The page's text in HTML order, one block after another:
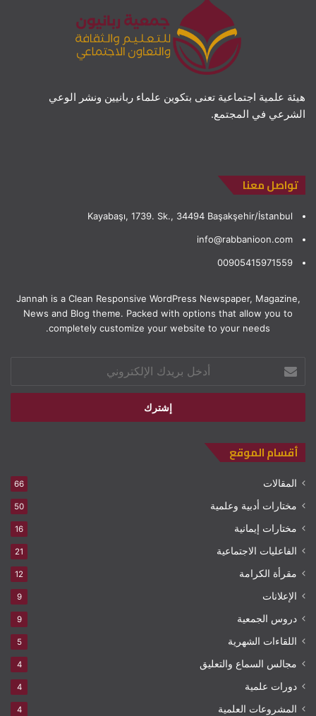
هيئة علمية اجتماعية تعنى بتكوين علماء ربانيين ونشر الوعي
الشرعي في المجتمع.
تواصل معنا
Kayabaşı, 1739. Sk., 34494 Başakşehir/İstanbul
info@rabbanioon.com
00905415971559
Jannah is a Clean Responsive WordPress Newspaper, Magazine,
News and Blog theme. Packed with options that allow you to
completely customize your website to your needs.
أدخل
بريدك
الإلكتروني
أقسام الموقع
المقالات 66
مختارات أدبية وعلمية 50
مختارات إيمانية 16
الفاعليات الاجتماعية 21
مقرأة الكرامة 12
الإعلانات 9
دروس الجمعية 9
اللقاءات الشهرية 5
مجالس السماع والتعليق 4
دورات علمية 4
المشروعات العلمية 4